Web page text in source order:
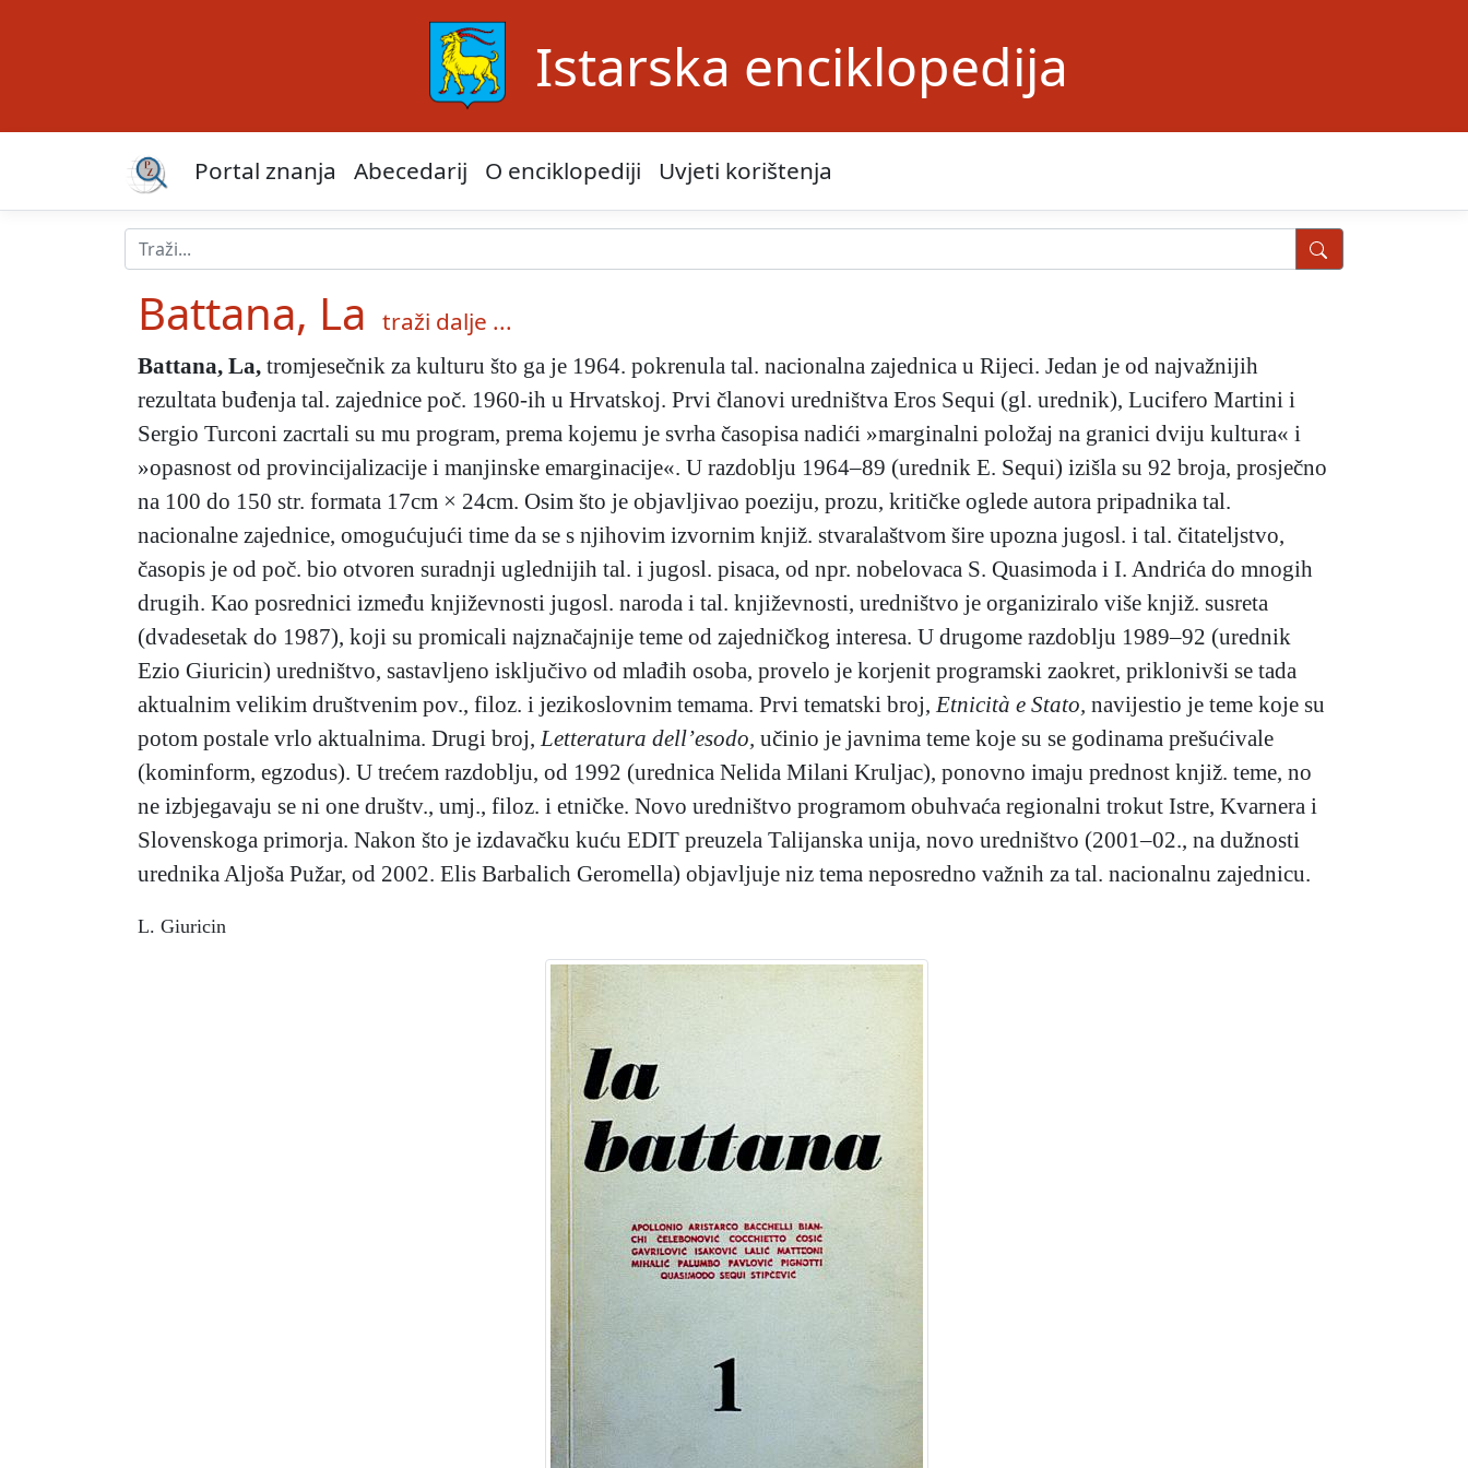
Istarska enciklopedija
Portal znanja Abecedarij O enciklopediji Uvjeti korištenja
Battana, La traži dalje ...
Battana, La, tromjesečnik za kulturu što ga je 1964. pokrenula tal. nacionalna zajednica u Rijeci. Jedan je od najvažnijih
rezultata buđenja tal. zajednice poč. 1960-ih u Hrvatskoj. Prvi članovi uredništva Eros Sequi (gl. urednik), Lucifero Martini i
Sergio Turconi zacrtali su mu program, prema kojemu je svrha časopisa nadići »marginalni položaj na granici dviju kultura« i
»opasnost od provincijalizacije i manjinske emarginacije«. U razdoblju 1964–89 (urednik E. Sequi) izišla su 92 broja, prosječno
na 100 do 150 str. formata 17cm × 24cm. Osim što je objavljivao poeziju, prozu, kritičke oglede autora pripadnika tal.
nacionalne zajednice, omogućujući time da se s njihovim izvornim knjiž. stvaralaštvom šire upozna jugosl. i tal. čitateljstvo,
časopis je od poč. bio otvoren suradnji uglednijih tal. i jugosl. pisaca, od npr. nobelovaca S. Quasimoda i I. Andrića do mnogih
drugih. Kao posrednici između književnosti jugosl. naroda i tal. književnosti, uredništvo je organiziralo više knjiž. susreta
(dvadesetak do 1987), koji su promicali najznačajnije teme od zajedničkog interesa. U drugome razdoblju 1989–92 (urednik
Ezio Giuricin) uredništvo, sastavljeno isključivo od mlađih osoba, provelo je korjenit programski zaokret, priklonivši se tada
aktualnim velikim društvenim pov., filoz. i jezikoslovnim temama. Prvi tematski broj, Etnicità e Stato, navijestio je teme koje su
potom postale vrlo aktualnima. Drugi broj, Letteratura dell’esodo, učinio je javnima teme koje su se godinama prešućivale
(kominform, egzodus). U trećem razdoblju, od 1992 (urednica Nelida Milani Kruljac), ponovno imaju prednost knjiž. teme, no
ne izbjegavaju se ni one društv., umj., filoz. i etničke. Novo uredništvo programom obuhvaća regionalni trokut Istre, Kvarnera i
Slovenskoga primorja. Nakon što je izdavačku kuću EDIT preuzela Talijanska unija, novo uredništvo (2001–02., na dužnosti
urednika Aljoša Pužar, od 2002. Elis Barbalich Geromella) objavljuje niz tema neposredno važnih za tal. nacionalnu zajednicu.
L. Giuricin